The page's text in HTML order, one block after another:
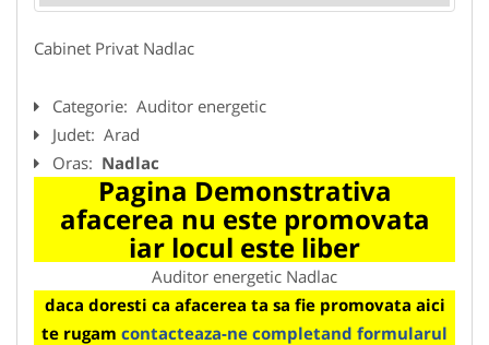
Cabinet Privat Nadlac
Categorie: Auditor energetic
Judet: Arad
Oras: Nadlac
Pagina Demonstrativa
afacerea nu este promovata
iar locul este liber
Auditor energetic Nadlac
daca doresti ca afacerea ta sa fie promovata aici
te rugam contacteaza-ne completand formularul